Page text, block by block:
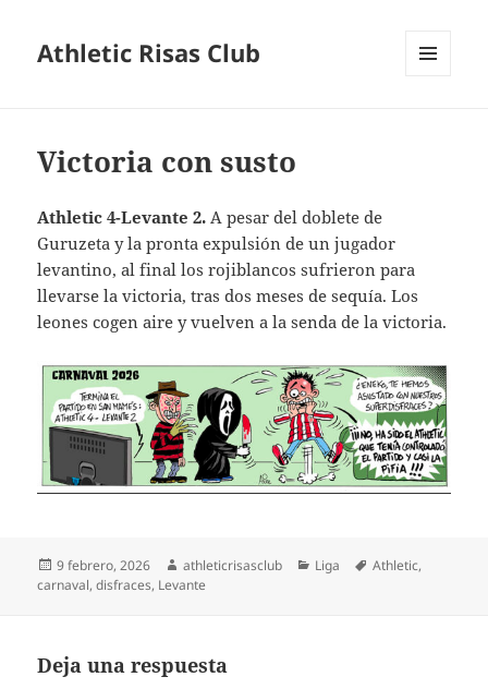
Athletic Risas Club
Victoria con susto
Athletic 4-Levante 2. A pesar del doblete de
Guruzeta y la pronta expulsión de un jugador
levantino, al final los rojiblancos sufrieron para
llevarse la victoria, tras dos meses de sequía. Los
leones cogen aire y vuelven a la senda de la victoria.
Publicado
el
9 febrero, 2026 Autor
athleticrisasclub Categorías
Liga Etiquetas
Athletic,
carnaval,disfraces, Levante
Deja una respuesta